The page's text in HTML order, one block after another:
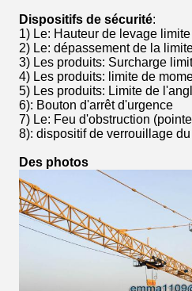
Dispositifs de sécurité:
1) Le: Hauteur de levage limite
2) Le: dépassement de la
3) Les produits: Surcharge
4) Les produits: limite de
5) Les produits: Limite de
6): Bouton d'arrêt d'urgence
7) Le: Feu d'obstruction
8): dispositif de verrouillage du
Des photos